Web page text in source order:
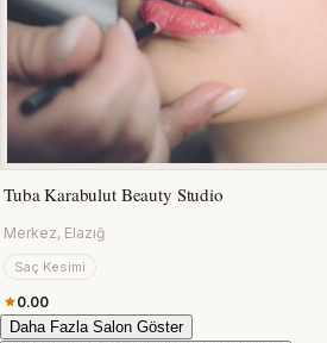
Tuba Karabulut Beauty Studio
Merkez, Elazığ
Saç Kesimi
0.00
Daha Fazla Salon Göster